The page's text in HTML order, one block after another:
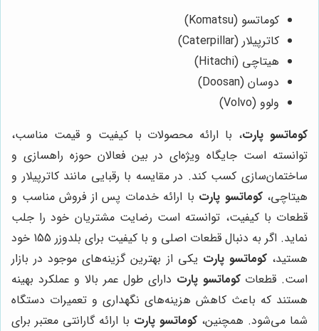
کوماتسو (Komatsu)
کاترپیلار (Caterpillar)
هیتاچی (Hitachi)
دوسان (Doosan)
ولوو (Volvo)
کوماتسو پارت، با ارائه محصولات با کیفیت و قیمت مناسب،
توانسته است جایگاه ویژه‌ای در بین فعالان حوزه راهسازی و
ساختمان‌سازی کسب کند. در مقایسه با رقبایی مانند کاترپیلار و
هیتاچی،کوماتسو پارت با ارائه خدمات پس از فروش مناسب و
قطعات با کیفیت، توانسته است رضایت مشتریان خود را جلب
نماید. اگر به دنبال قطعات اصلی و با کیفیت برای بلدوزر 155 خود
هستید،کوماتسو پارت یکی از بهترین گزینه‌های موجود در بازار
است. قطعاتکوماتسو پارت دارای طول عمر بالا و عملکرد بهینه
هستند که باعث کاهش هزینه‌های نگهداری و تعمیرات دستگاه
شما می‌شود. همچنین، کوماتسو پارت با ارائه گارانتی معتبر برای